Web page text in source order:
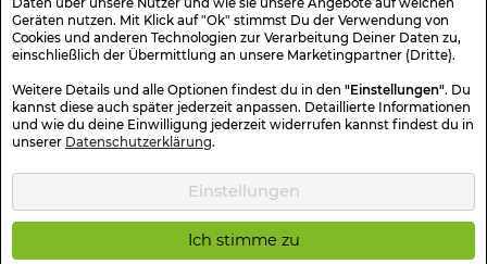
Daten über unsere Nutzer und wie sie unsere Angebote auf welchen
Geräten nutzen. Mit Klick auf "Ok" stimmst Du der Verwendung von
Cookies und anderen Technologien zur Verarbeitung Deiner Daten zu,
einschließlich der Übermittlung an unsere Marketingpartner (Dritte).
Weitere Details und alle Optionen findest du in den "Einstellungen". Du
kannst diese auch später jederzeit anpassen. Detaillierte Informationen
und wie du deine Einwilligung jederzeit widerrufen kannst findest du in
unserer Datenschutzerklärung.
Einstellungen
Ich stimme zu
Versand & Rücksendung
Sicher Einkaufen
Kotte & Zeller 2026 © Alle Rechte vorbehalten. Die durchgestrichenen
Preise entsprechen dem bisherigen Preis.